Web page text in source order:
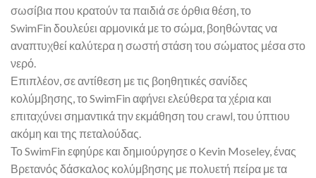
σωσίβια που κρατούν τα παιδιά σε όρθια θέση, το
SwimFin δουλεύει αρμονικά με το σώμα, βοηθώντας να
αναπτυχθεί καλύτερα η σωστή στάση του σώματος μέσα στο
νερό.
Επιπλέον, σε αντίθεση με τις βοηθητικές σανίδες
κολύμβησης, το SwimFin αφήνει ελεύθερα τα χέρια και
επιταχύνει σημαντικά την εκμάθηση του crawl, του ύπτιου
ακόμη και της πεταλούδας.
Το SwimFin εφηύρε και δημιούργησε ο Kevin Moseley, ένας
Βρετανός δάσκαλος κολύμβησης με πολυετή πείρα με τα